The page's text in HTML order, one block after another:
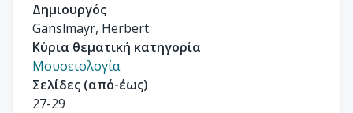
Δημιουργός
Ganslmayr, Herbert
Κύρια θεματική κατηγορία
Μουσειολογία
Σελίδες (από-έως)
27-29